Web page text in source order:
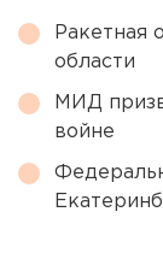
Ракетная
области
МИД
войне